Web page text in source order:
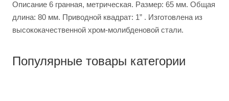
Описание 6 гранная, метрическая. Размер: 65 мм. Общая
длина: 80 мм. Приводной квадрат: 1” . Изготовлена из
высококачественной хром-молибденовой стали.
Популярные товары категории